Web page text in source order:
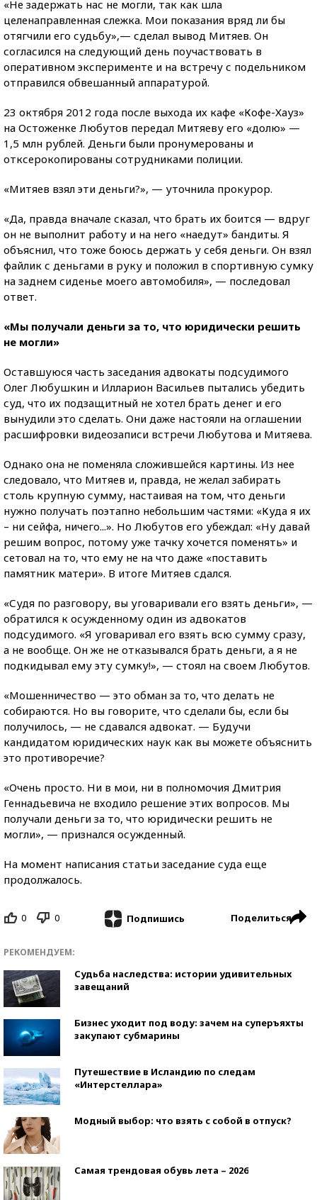
«Не задержать нас не могли, так как шла
целенаправленная слежка. Мои показания вряд ли бы
отягчили его судьбу»,— сделал вывод Митяев. Он
согласился на следующий день поучаствовать в
оперативном эксперименте и на встречу с подельником
отправился обвешанный аппаратурой.
23 октября 2012 года после выхода их кафе «Кофе-Хауз»
на Остоженке Любутов передал Митяеву его «долю» —
1,5 млн рублей. Деньги были пронумерованы и
отксерокопированы сотрудниками полиции.
«Митяев взял эти деньги?», — уточнила прокурор.
«Да, правда вначале сказал, что брать их боится — вдруг
он не выполнит работу и на него «наедут» бандиты. Я
объяснил, что тоже боюсь держать у себя деньги. Он взял
файлик с деньгами в руку и положил в спортивную сумку
на заднем сиденье моего автомобиля», — последовал
ответ.
«Мы получали деньги за то, что юридически решить
не могли»
Оставшуюся часть заседания адвокаты подсудимого
Олег Любушкин и Илларион Васильев пытались убедить
суд, что их подзащитный не хотел брать денег и его
вынудили это сделать. Они даже настояли на оглашении
расшифровки видеозаписи встречи Любутова и Митяева.
Однако она не поменяла сложившейся картины. Из нее
следовало, что Митяев и, правда, не желал забирать
столь крупную сумму, настаивая на том, что деньги
нужно получать поэтапно небольшим частями: «Куда я их
– ни сейфа, ничего...». Но Любутов его убеждал: «Ну давай
решим вопрос, потому уже тачку хочется поменять» и
сетовал на то, что ему не на что даже «поставить
памятник матери». В итоге Митяев сдался.
«Судя по разговору, вы уговаривали его взять деньги», —
обратился к осужденному один из адвокатов
подсудимого. «Я уговаривал его взять всю сумму сразу,
а не вообще. Он же не отказывался брать деньги, а я не
подкидывал ему эту сумку!», — стоял на своем Любутов.
«Мошенничество — это обман за то, что делать не
собираются. Но вы говорите, что сделали бы, если бы
получилось, — не сдавался адвокат. — Будучи
кандидатом юридических наук как вы можете объяснить
это противоречие?
«Очень просто. Ни в мои, ни в полномочия Дмитрия
Геннадьевича не входило решение этих вопросов. Мы
получали деньги за то, что юридически решить не
могли», — признался осужденный.
На момент написания статьи заседание суда еще
продолжалось.
0 0 Подпишись Поделиться
РЕКОМЕНДУЕМ:
Судьба наследства: истории удивительных
завещаний
Бизнес уходит под воду: зачем на суперъяхты
закупают субмарины
Путешествие в Исландию по следам
«Интерстеллара»
Модный выбор: что взять с собой в отпуск?
Самая трендовая обувь лета – 2026